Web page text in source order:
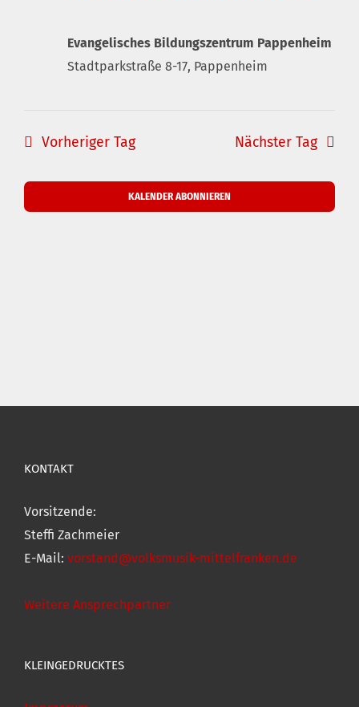
Evangelisches Bildungszentrum Pappenheim
Stadtparkstraße 8-17, Pappenheim
Vorheriger Tag Nächster Tag
KALENDER ABONNIEREN
KONTAKT
Vorsitzende:
Steffi Zachmeier
E-Mail: vorstand@volksmusik-mittelfranken.de
Weitere Ansprechpartner
KLEINGEDRUCKTES